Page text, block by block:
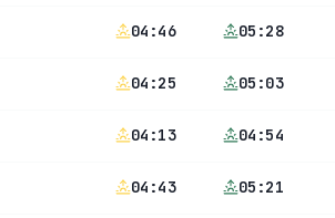
04:46 05:28
04:25 05:03
04:13 04:54
04:43 05:21